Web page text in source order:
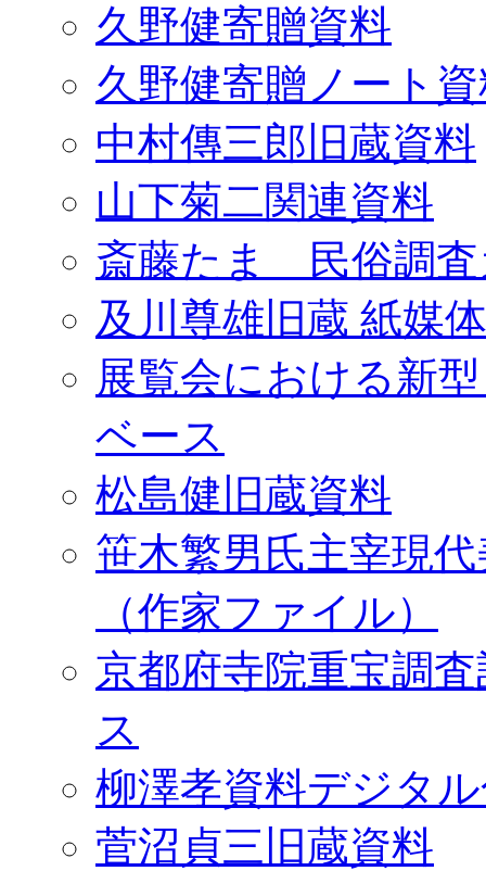
久野健寄贈資料
久野健寄贈ノート
中村傳三郎旧蔵資料
山下菊二関連資料
斎藤たま 民俗調査
及川尊雄旧蔵 紙媒
展覧会における新
ベース
松島健旧蔵資料
笹木繁男氏主宰現
（作家ファイル）
京都府寺院重宝調
ス
柳澤孝資料デジタ
菅沼貞三旧蔵資料